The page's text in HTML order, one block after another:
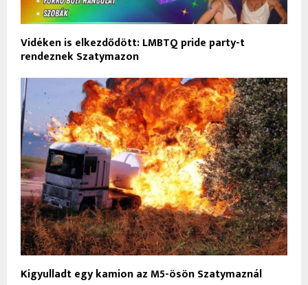
Vidéken is elkezdődött: LMBTQ pride party-t
rendeznek Szatymazon
Kigyulladt egy kamion az M5-ösön Szatymaznál